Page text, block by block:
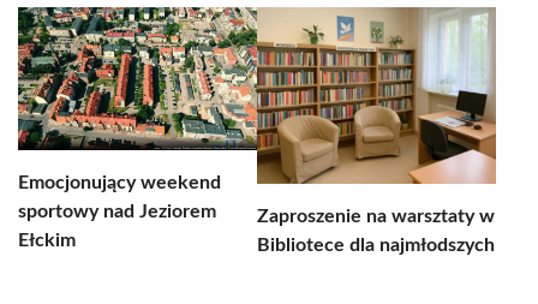
Emocjonujący weekend
sportowy nad Jeziorem
Ełckim
Zaproszenie na warsztaty w
Bibliotece dla najmłodszych